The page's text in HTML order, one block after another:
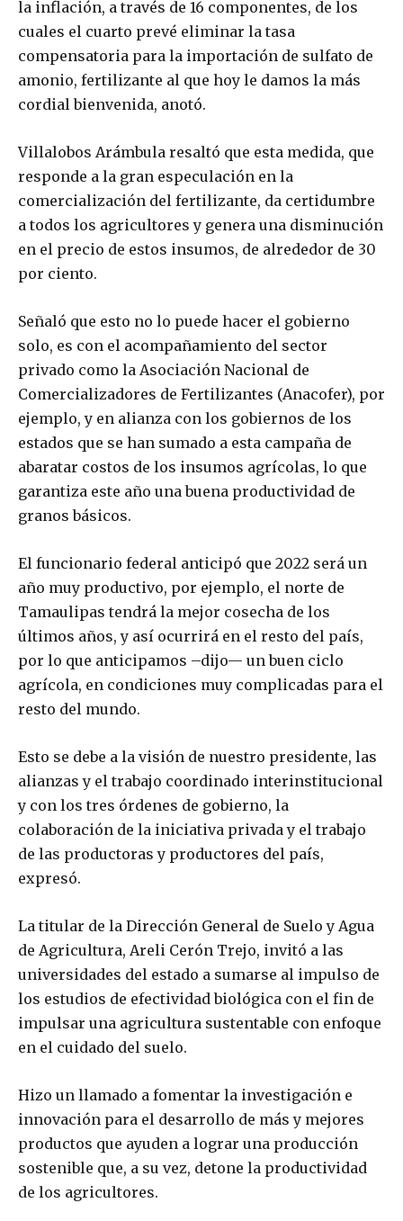
la inflación, a través de 16 componentes, de los
cuales el cuarto prevé eliminar la tasa
compensatoria para la importación de sulfato de
amonio, fertilizante al que hoy le damos la más
cordial bienvenida, anotó.
Villalobos Arámbula resaltó que esta medida, que
responde a la gran especulación en la
comercialización del fertilizante, da certidumbre
a todos los agricultores y genera una disminución
en el precio de estos insumos, de alrededor de 30
por ciento.
Señaló que esto no lo puede hacer el gobierno
solo, es con el acompañamiento del sector
privado como la Asociación Nacional de
Comercializadores de Fertilizantes (Anacofer), por
ejemplo, y en alianza con los gobiernos de los
estados que se han sumado a esta campaña de
abaratar costos de los insumos agrícolas, lo que
garantiza este año una buena productividad de
granos básicos.
El funcionario federal anticipó que 2022 será un
año muy productivo, por ejemplo, el norte de
Tamaulipas tendrá la mejor cosecha de los
últimos años, y así ocurrirá en el resto del país,
por lo que anticipamos –dijo— un buen ciclo
agrícola, en condiciones muy complicadas para el
resto del mundo.
Esto se debe a la visión de nuestro presidente, las
alianzas y el trabajo coordinado interinstitucional
y con los tres órdenes de gobierno, la
colaboración de la iniciativa privada y el trabajo
de las productoras y productores del país,
expresó.
La titular de la Dirección General de Suelo y Agua
de Agricultura, Areli Cerón Trejo, invitó a las
universidades del estado a sumarse al impulso de
los estudios de efectividad biológica con el fin de
impulsar una agricultura sustentable con enfoque
en el cuidado del suelo.
Hizo un llamado a fomentar la investigación e
innovación para el desarrollo de más y mejores
productos que ayuden a lograr una producción
sostenible que, a su vez, detone la productividad
de los agricultores.